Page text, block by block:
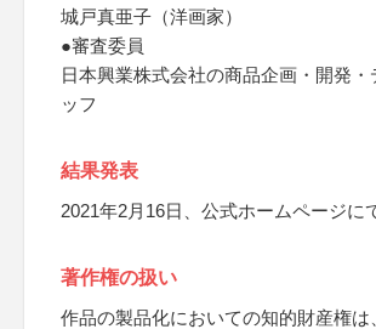
城戸真亜子（洋画家）
●審査委員
日本興業株式会社の商品企画・開発・
ッフ
結果発表
2021年2月16日、公式ホームページに
著作権の扱い
作品の製品化においての知的財産権は